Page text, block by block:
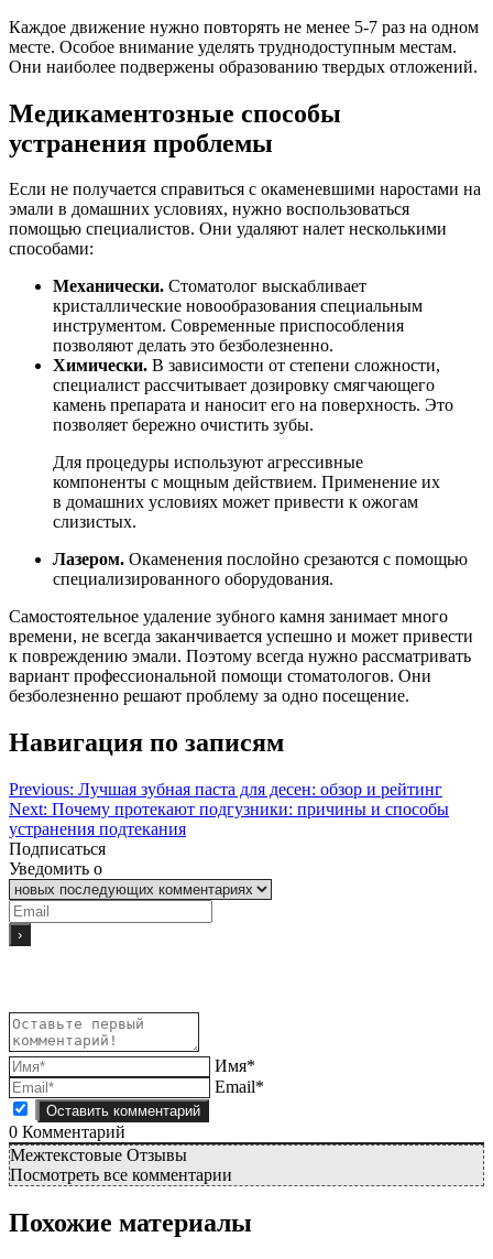
Каждое движение нужно повторять не менее 5-7 раз на одном
месте. Особое внимание уделять труднодоступным местам.
Они наиболее подвержены образованию твердых отложений.
Медикаментозные способы
устранения проблемы
Если не получается справиться с окаменевшими наростами на
эмали в домашних условиях, нужно воспользоваться
помощью специалистов. Они удаляют налет несколькими
способами:
Механически. Стоматолог выскабливает
кристаллические новообразования специальным
инструментом. Современные приспособления
позволяют делать это безболезненно.
Химически. В зависимости от степени сложности,
специалист рассчитывает дозировку смягчающего
камень препарата и наносит его на поверхность. Это
позволяет бережно очистить зубы.
Для процедуры используют агрессивные
компоненты с мощным действием. Применение их
в домашних условиях может привести к ожогам
слизистых.
Лазером. Окаменения послойно срезаются с помощью
специализированного оборудования.
Самостоятельное удаление зубного камня занимает много
времени, не всегда заканчивается успешно и может привести
к повреждению эмали. Поэтому всегда нужно рассматривать
вариант профессиональной помощи стоматологов. Они
безболезненно решают проблему за одно посещение.
Навигация по записям
Previous: Лучшая зубная паста для десен: обзор и рейтинг
Next: Почему протекают подгузники: причины и способы
устранения подтекания
Подписаться
Уведомить о
Имя*
Email*
0 Комментарий
Межтекстовые Отзывы
Посмотреть все комментарии
Похожие материалы